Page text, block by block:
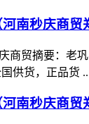
南秒庆商贸
商贸摘要：老
供货，正品货
南秒庆商贸